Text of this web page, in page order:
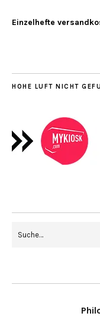
Einzelhefte
HOHE LUFT NICHT